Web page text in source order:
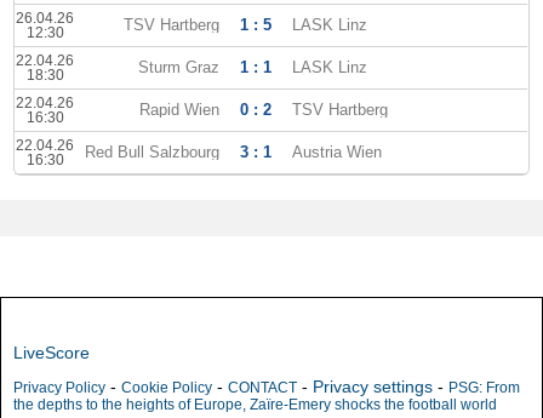
26.04.26
12:30
TSV Hartberg 1 : 5 LASK Linz
22.04.26
18:30
Sturm Graz 1 : 1 LASK Linz
22.04.26
16:30
Rapid Wien 0 : 2 TSV Hartberg
22.04.26
16:30
Red Bull Salzbourg 3 : 1 Austria Wien
LiveScore
Privacy Policy - Cookie Policy - CONTACT - Privacy settings - PSG: From
the depths to the heights of Europe, Zaïre-Emery shocks the football world